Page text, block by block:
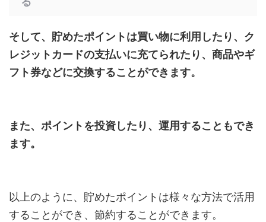
そして、貯めたポイントは買い物に利用したり、ク
レジットカードの支払いに充てられたり、商品やギ
フト券などに交換することができます。
また、ポイントを投資したり、運用することもでき
ます。
以上のように、貯めたポイントは様々な方法で活用
することができ、節約することができます。